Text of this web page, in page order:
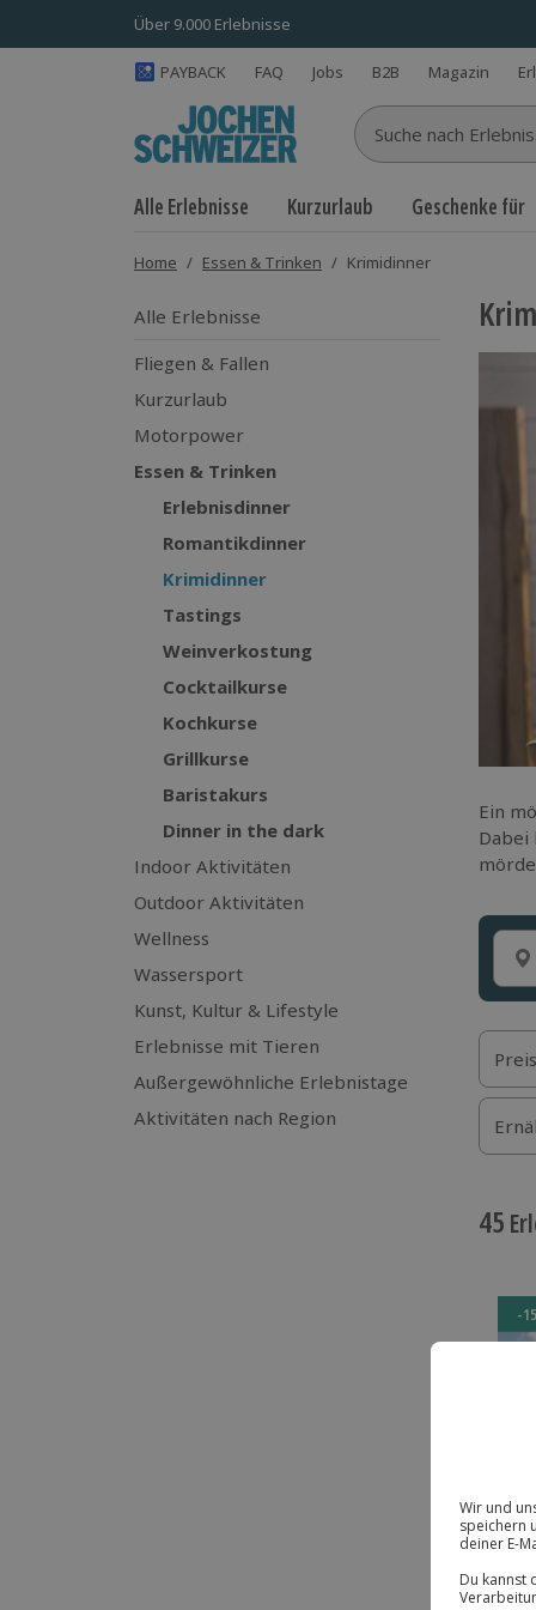
Über 9.000 Erlebnisse
PAYBACK FAQ Jobs B2B Magazin
Suche nach
Alle Erlebnisse Kurzurlaub Geschenke für
Home / Essen & Trinken / Krimidinner
Alle Erlebnisse
Fliegen & Fallen
Kurzurlaub
Motorpower
Essen & Trinken
Erlebnisdinner
Romantikdinner
Krimidinner
Tastings
Weinverkostung
Cocktailkurse
Kochkurse
Grillkurse
Baristakurs
Dinner in the dark
Indoor Aktivitäten
Outdoor Aktivitäten
Wellness
Wassersport
Kunst, Kultur & Lifestyle
Erlebnisse mit Tieren
Außergewöhnliche Erlebnistage
Aktivitäten nach Region
Ein
Dabei
Preis
45
-